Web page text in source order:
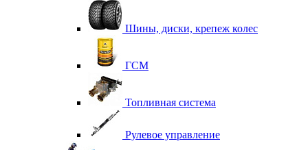
Шины, диски, крепеж колес
ГСМ
Топливная система
Рулевое управление